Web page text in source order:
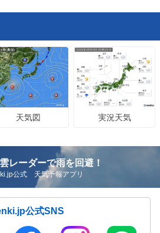
天気図 実況天気
レーダーで雨を回避！
公式 天気予報アプリ
公式SNS